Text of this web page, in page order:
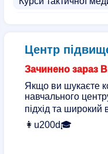
Курси
Центр
Зачинено зараз
Якщо ви шукаєте
навчального
підхід та
👩u200d🎓